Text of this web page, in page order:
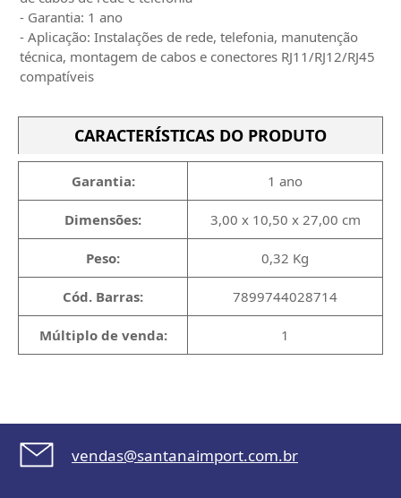
- Garantia: 1 ano
- Aplicação: Instalações de rede, telefonia, manutenção
técnica, montagem de cabos e conectores RJ11/RJ12/RJ45
compatíveis
CARACTERÍSTICAS DO PRODUTO
Garantia: 1 ano
Dimensões: 3,00 x 10,50 x 27,00 cm
Peso: 0,32 Kg
Cód. Barras: 7899744028714
Múltiplo de venda: 1
vendas@santanaimport.com.br